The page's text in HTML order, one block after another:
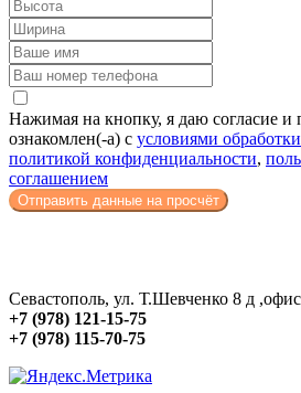
Нажимая на кнопку, я даю согласие и
ознакомлен(-а) с условиями
политикой конфиденциальности,
соглашением
Отправить данные на просчёт
Севастополь, ул. Т.Шевченко 8 д
+7 (978) 121-15-75
+7 (978) 115-70-75